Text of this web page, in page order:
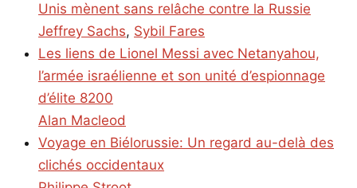
Unis mènent sans relâche contre la Russie
Jeffrey Sachs, Sybil Fares
Les liens de Lionel Messi avec Netanyahou,
l’armée israélienne et son unité d’espionnage
d’élite 8200
Alan Macleod
Voyage en Biélorussie: Un regard au-delà des
clichés occidentaux